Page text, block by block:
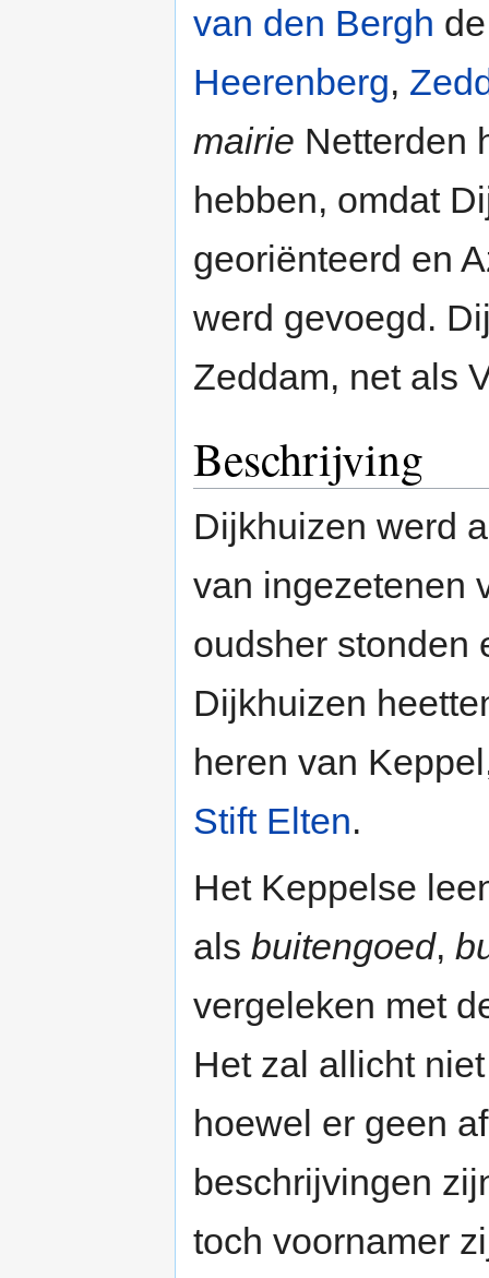
van den Bergh
Heerenberg,
mairie Netterden
hebben, omdat
georiënteerd en
werd gevoegd.
Zeddam, net als
Beschrijving
Dijkhuizen werd
van ingezetenen
oudsher stonden
Dijkhuizen
heren van
Stift Elten.
Het Keppelse
als buitengoed,
vergeleken met
Het zal allicht
hoewel er geen
beschrijvingen
toch voornamer